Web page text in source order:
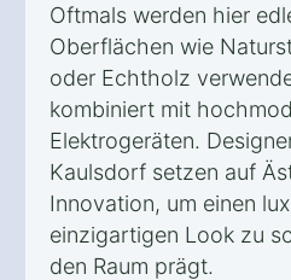
Oftmals werden hier
Oberflächen wie
oder Echtholz
kombiniert mit
Elektrogeräten.
Kaulsdorf setzen auf
Innovation, um einen
einzigartigen Look zu
den Raum prägt.